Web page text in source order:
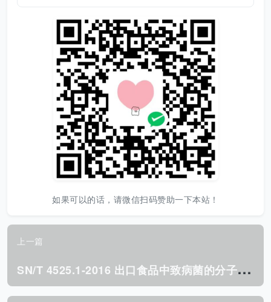
如果可以的话，请微信扫码赞助一下本站！
上一篇
S
N/T 4525.1-2016 出口食品中致病菌的分子分型 MLST方法 第1部分:沙门氏菌.pdf